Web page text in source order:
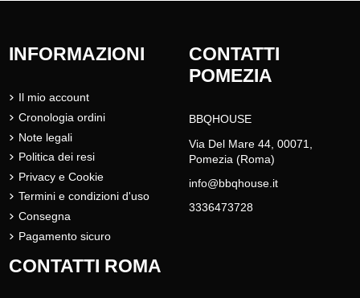
INFORMAZIONI
Il mio account
Cronologia ordini
Note legali
Politica dei resi
Privacy e Cookie
Termini e condizioni d'uso
Consegna
Pagamento sicuro
CONTATTI
POMEZIA
BBQHOUSE
Via Del Mare 44, 00071,
Pomezia (Roma)
info@bbqhouse.it
3336473728
CONTATTI ROMA